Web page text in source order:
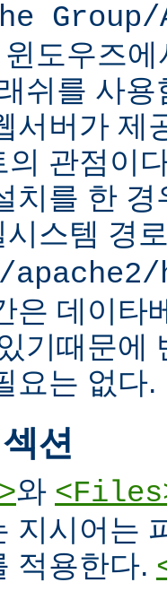
Group/
도우즈
쉬를 사
서버가 제
의 관점이
치를 한
시스템 경
은 데이타
기때문에
요는 없다.
션
와
지시어는
적용한다.